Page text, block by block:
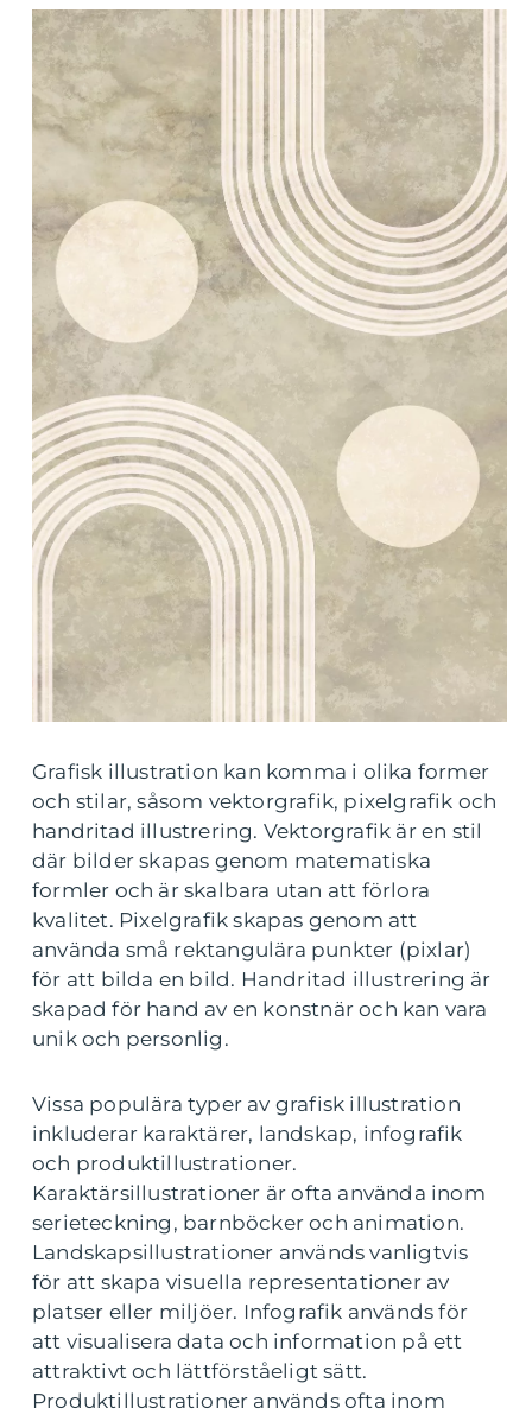
Grafisk illustration kan komma i olika former
och stilar, såsom vektorgrafik, pixelgrafik och
handritad illustrering. Vektorgrafik är en stil
där bilder skapas genom matematiska
formler och är skalbara utan att förlora
kvalitet. Pixelgrafik skapas genom att
använda små rektangulära punkter (pixlar)
för att bilda en bild. Handritad illustrering är
skapad för hand av en konstnär och kan vara
unik och personlig.
Vissa populära typer av grafisk illustration
inkluderar karaktärer, landskap, infografik
och produktillustrationer.
Karaktärsillustrationer är ofta använda inom
serieteckning, barnböcker och animation.
Landskapsillustrationer används vanligtvis
för att skapa visuella representationer av
platser eller miljöer. Infografik används för
att visualisera data och information på ett
attraktivt och lättförståeligt sätt.
Produktillustrationer används ofta inom